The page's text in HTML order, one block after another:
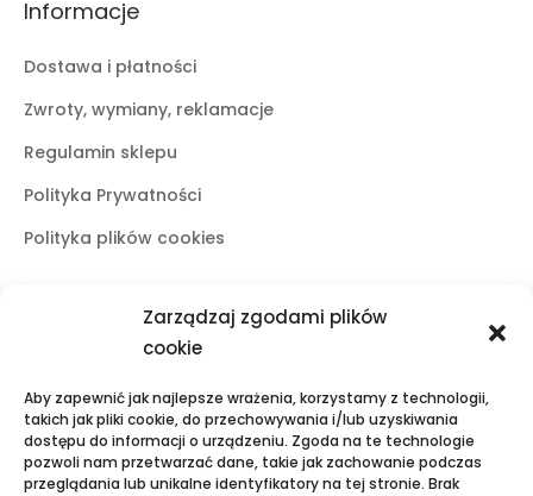
Zarządzaj zgodami plików
cookie
Aby zapewnić jak najlepsze wrażenia, korzystamy z technologii,
takich jak pliki cookie, do przechowywania i/lub uzyskiwania
dostępu do informacji o urządzeniu. Zgoda na te technologie
pozwoli nam przetwarzać dane, takie jak zachowanie podczas
przeglądania lub unikalne identyfikatory na tej stronie. Brak
Informacje
Dostawa i płatności
Zwroty, wymiany, reklamacje
Regulamin sklepu
Polityka Prywatności
Polityka plików cookies
Butiki stacjonarne
ul. Świętoduska 10
mail:fama.lublin@op.pl
tel:+48 601 525 423